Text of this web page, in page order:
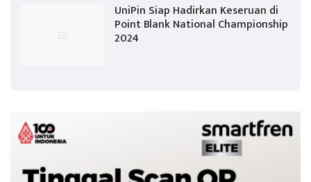
UniPin Siap Hadirkan Keseruan di
Point Blank National Championship
2024